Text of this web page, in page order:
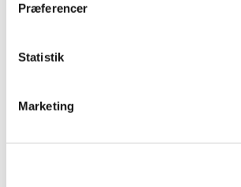
Præferencer
Statistik
Marketing